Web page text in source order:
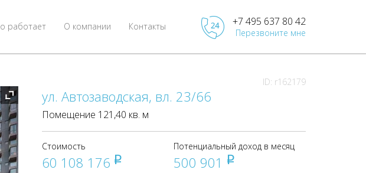
Контакты
О компании
работает +7 495 637 80 42
Перезвоните мне
ID: r162179
ул. Автозаводская, вл. 23/66
Помещение 121,40 кв. м
Стоимость
60 108 176 pуб
Потенциальный доход в месяц
500 901 pуб